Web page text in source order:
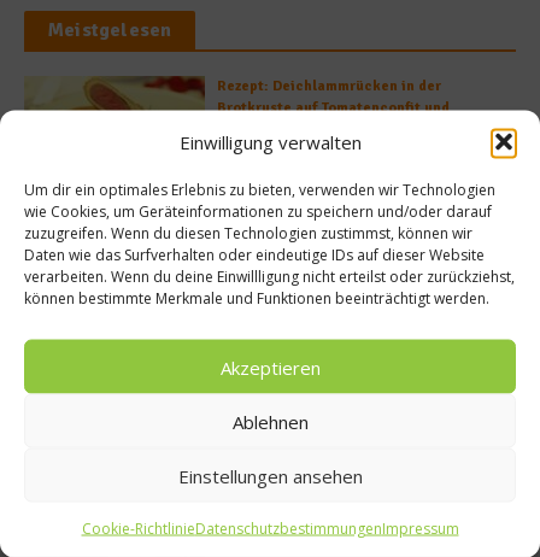
Einwilligung verwalten
Um dir ein optimales Erlebnis zu bieten, verwenden wir Technologien
wie Cookies, um Geräteinformationen zu speichern und/oder darauf
zuzugreifen. Wenn du diesen Technologien zustimmst, können wir
Daten wie das Surfverhalten oder eindeutige IDs auf dieser Website
verarbeiten. Wenn du deine Einwillligung nicht erteilst oder zurückziehst,
können bestimmte Merkmale und Funktionen beeinträchtigt werden.
Akzeptieren
Ablehnen
Einstellungen ansehen
Cookie-RichtlinieDatenschutzbestimmungenImpressum
Meistgelesen
Rezept: Deichlammrücken in der
Brotkruste auf Tomatenconfit und
Rezept: Lachs-Ei-Röllchen
So bildet sich eine krosse
Schweinebratenkruste
Heinz Beck im Forte Village Resort